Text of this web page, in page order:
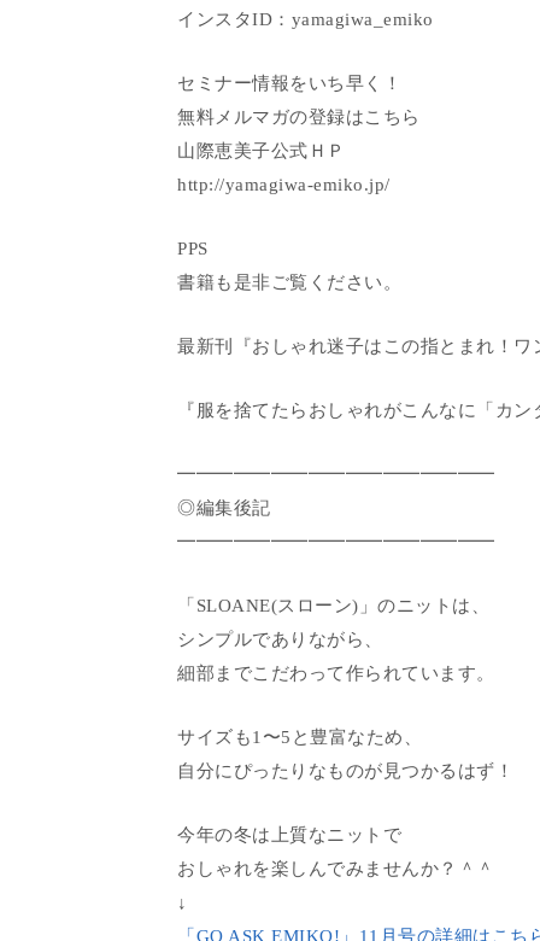
インスタID：yamagiwa_emiko
セミナー情報をいち早く！
無料メルマガの登録はこちら
山際恵美子公式ＨＰ
http://yamagiwa-emiko.jp/
PPS
書籍も是非ご覧ください。
最新刊『おしゃれ迷子はこの指とまれ！
『服を捨てたらおしゃれがこんなに「カ
━━━━━━━━━━━━━━━━━
◎編集後記
━━━━━━━━━━━━━━━━━
「SLOANE(スローン)」のニットは、
シンプルでありながら、
細部までこだわって作られています。
サイズも1〜5と豊富なため、
自分にぴったりなものが見つかるはず！
今年の冬は上質なニットで
おしゃれを楽しんでみませんか？＾＾
↓
「GO ASK EMIKO!」11月号の詳細はこち